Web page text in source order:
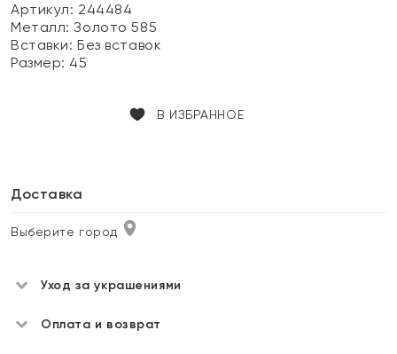
Артикул: 244484
Металл:Золото 585
Вставки:Без вставок
Размер: 45
В ИЗБРАННОЕ
Доставка
Выберите город
Уход за украшениями
Оплата и возврат